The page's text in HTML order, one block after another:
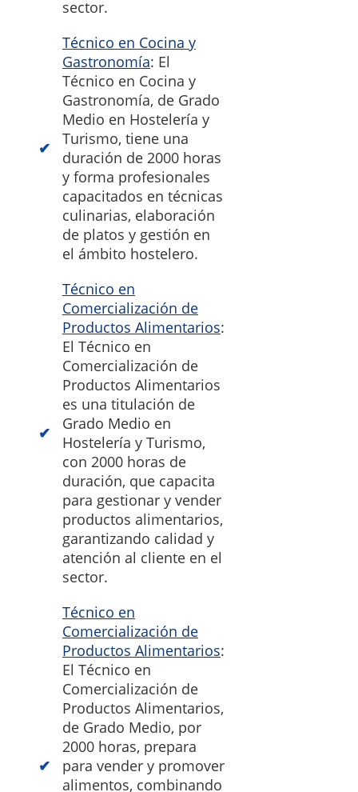
sector.
Técnico en Cocina y
Gastronomía: El
Técnico en Cocina y
Gastronomía, de Grado
Medio en Hostelería y
Turismo, tiene una
duración de 2000 horas
y forma profesionales
capacitados en técnicas
culinarias, elaboración
de platos y gestión en
el ámbito hostelero.
Técnico en
Comercialización de
Productos Alimentarios:
El Técnico en
Comercialización de
Productos Alimentarios
es una titulación de
Grado Medio en
Hostelería y Turismo,
con 2000 horas de
duración, que capacita
para gestionar y vender
productos alimentarios,
garantizando calidad y
atención al cliente en el
sector.
Técnico en
Comercialización de
Productos Alimentarios:
El Técnico en
Comercialización de
Productos Alimentarios,
de Grado Medio, por
2000 horas, prepara
para vender y promover
alimentos, combinando